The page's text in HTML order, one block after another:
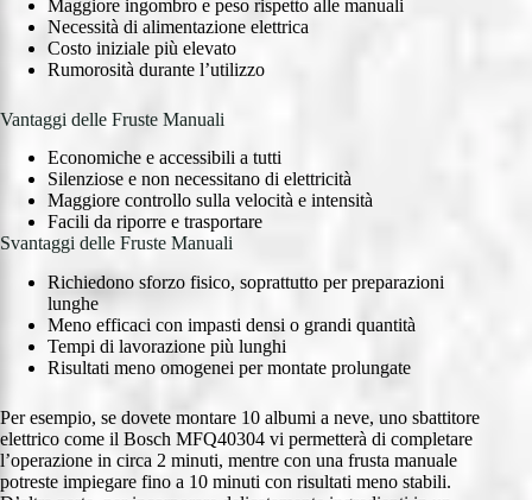
Maggiore ingombro e peso rispetto alle manuali
Necessità di alimentazione elettrica
Costo iniziale più elevato
Rumorosità durante l’utilizzo
Vantaggi delle Fruste Manuali
Economiche e accessibili a tutti
Silenziose e non necessitano di elettricità
Maggiore controllo sulla velocità e intensità
Facili da riporre e trasportare
Svantaggi delle Fruste Manuali
Richiedono sforzo fisico, soprattutto per preparazioni
lunghe
Meno efficaci con impasti densi o grandi quantità
Tempi di lavorazione più lunghi
Risultati meno omogenei per montate prolungate
Per esempio, se dovete montare 10 albumi a neve, uno sbattitore
elettrico come il Bosch MFQ40304 vi permetterà di completare
l’operazione in circa 2 minuti, mentre con una frusta manuale
potreste impiegare fino a 10 minuti con risultati meno stabili.